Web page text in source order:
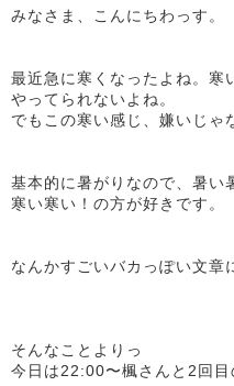
みなさま、こんにちわっす。
最近急に寒くなったよね。寒
やってられないよね。
でもこの寒い感じ、嫌いじゃ
基本的に暑がりなので、暑い
寒い寒い！の方が好きです。
なんかすごいバカっぽい文章
そんなことよりっ
今日は22:00〜楓さんと2回目